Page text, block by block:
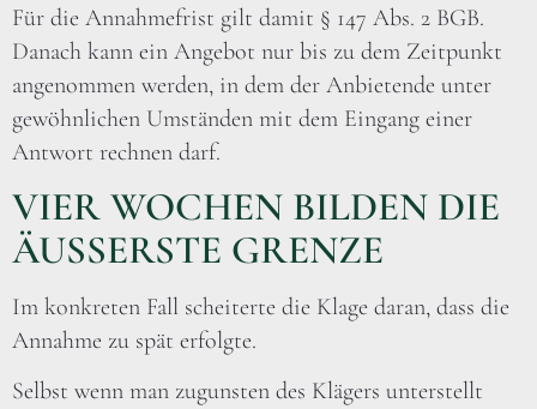
Für die Annahmefrist gilt damit § 147 Abs. 2 BGB.
Danach kann ein Angebot nur bis zu dem Zeitpunkt
angenommen werden, in dem der Anbietende unter
gewöhnlichen Umständen mit dem Eingang einer
Antwort rechnen darf.
VIER WOCHEN BILDEN DIE
ÄUSSERSTE GRENZE
Im konkreten Fall scheiterte die Klage daran, dass die
Annahme zu spät erfolgte.
Selbst wenn man zugunsten des Klägers unterstellt